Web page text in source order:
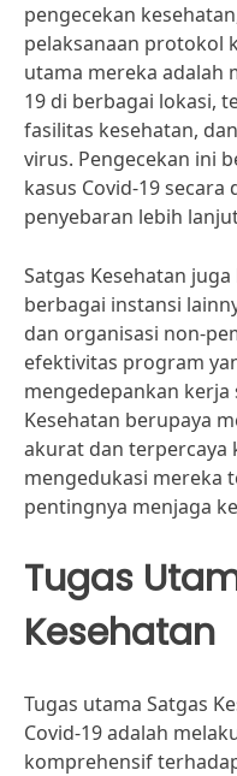
pengecekan
pelaksanaan protokol
utama mereka adalah
19 di berbagai lokasi,
fasilitas kesehatan,
virus. Pengecekan ini
kasus Covid-19
penyebaran lebih
Satgas Kesehatan
berbagai instansi
dan organisasi non-
efektivitas program
mengedepankan kerja
Kesehatan berupaya
akurat dan terpercaya
mengedukasi mereka
pentingnya menjaga
Tugas
Kesehatan
Tugas utama Satgas
Covid-19 adalah
komprehensif